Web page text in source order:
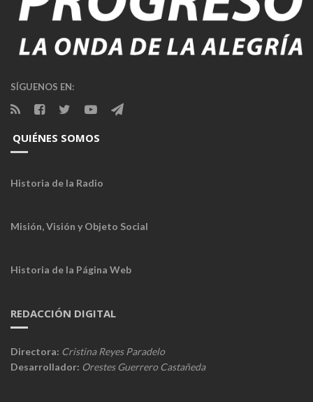
SÍGUENOS EN:
QUIÉNES SOMOS
Historia de la Radio
Misión, Visión y Objeto Social
Historia de la Página Web
REDACCIÓN DIGITAL
Directora: Cristina Reyes Paradelo
Desarrollador: Orestes Guerrero Castañeda